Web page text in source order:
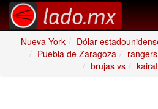
Nueva York
Dólar
Puebla de Zaragoza
brujas vs
kairat